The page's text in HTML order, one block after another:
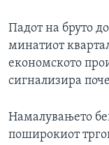
Падот на бруто
минатиот
економското
сигнализира
Намалувањето
поширокиот